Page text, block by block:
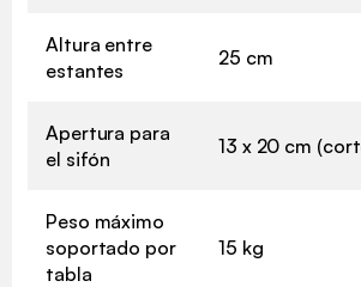
Altura entre
estantes
25 cm
Apertura para
el sifón
13 x 20 cm
Peso máximo
soportado por
tabla
15 kg